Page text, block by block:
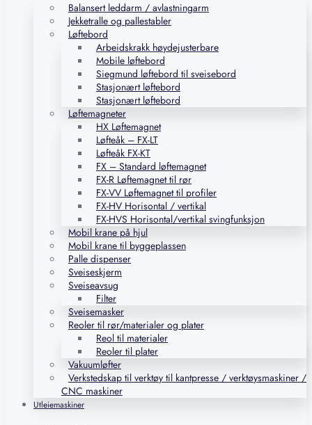
Balansert leddarm / avlastningarm
Jekketralle og pallestabler
Løftebord
Arbeidskrakk høydejusterbare
Mobile løftebord
Siegmund løftebord til sveisebord
Stasjonært løftebord
Stasjonært løftebord
Løftemagneter
HX Løftemagnet
Løfteåk – FX-LT
Løfteåk FX-KT
FX – Standard løftemagnet
FX-R Løftemagnet til rør
FX-VV Løftemagnet til profiler
FX-HV Horisontal / vertikal
FX-HVS Horisontal/vertikal svingfunksjon
Mobil krane på hjul
Mobil krane til byggeplassen
Palle dispenser
Sveiseskjerm
Sveiseavsug
Filter
Sveisemasker
Reoler til rør/materialer og plater
Reol til materialer
Reoler til plater
Vakuumløfter
Verkstedskap til verktøy til kantpresse / verktøysmaskiner /
CNC maskiner
Utleiemaskiner